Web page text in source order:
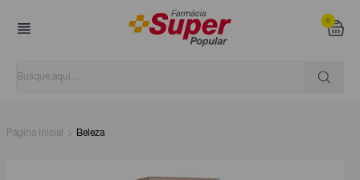
0
Página inicial Beleza